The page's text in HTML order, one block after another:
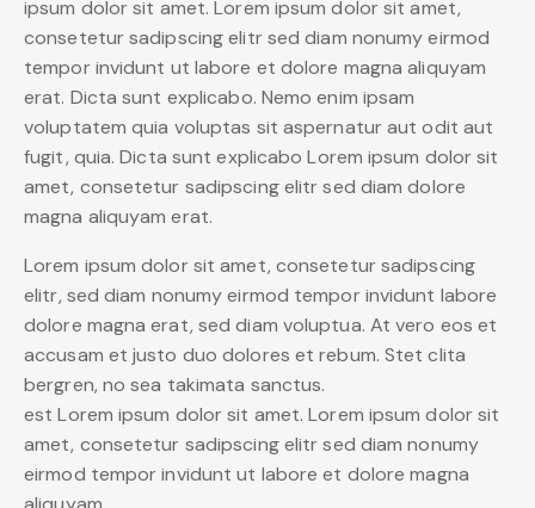
ipsum dolor sit amet. Lorem ipsum dolor sit amet,
consetetur sadipscing elitr sed diam nonumy eirmod
tempor invidunt ut labore et dolore magna aliquyam
erat. Dicta sunt explicabo. Nemo enim ipsam
voluptatem quia voluptas sit aspernatur aut odit aut
fugit, quia. Dicta sunt explicabo Lorem ipsum dolor sit
amet, consetetur sadipscing elitr sed diam dolore
magna aliquyam erat.
Lorem ipsum dolor sit amet, consetetur sadipscing
elitr, sed diam nonumy eirmod tempor invidunt labore
dolore magna erat, sed diam voluptua. At vero eos et
accusam et justo duo dolores et rebum. Stet clita
bergren, no sea takimata sanctus.
est Lorem ipsum dolor sit amet. Lorem ipsum dolor sit
amet, consetetur sadipscing elitr sed diam nonumy
eirmod tempor invidunt ut labore et dolore magna